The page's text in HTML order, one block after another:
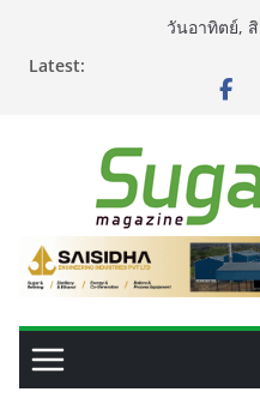
วันอาทิตย์,
Latest: